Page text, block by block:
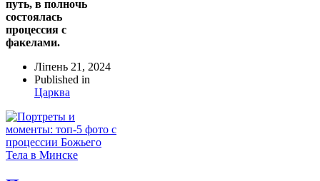
путь, в полночь
состоялась
процессия с
факелами.
Ліпень 21, 2024
Published in
Царква